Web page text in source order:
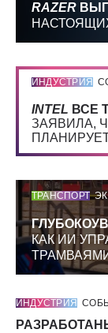
RAZER
ИНДУСТРИЯ
INTEL ВСЕ
ЗАЯВИЛА,
ТРАНСПОРТ
КАК ИИ
ИНДУСТРИЯ